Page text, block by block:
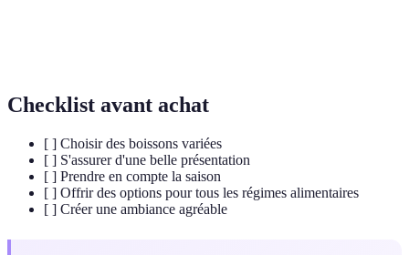
Checklist avant achat
[ ] Choisir des boissons variées
[ ] S'assurer d'une belle présentation
[ ] Prendre en compte la saison
[ ] Offrir des options pour tous les régimes alimentaires
[ ] Créer une ambiance agréable